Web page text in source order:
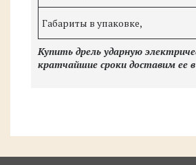
Габариты в упаковке,
Купить дрель ударную
кратчайшие сроки доставим ее